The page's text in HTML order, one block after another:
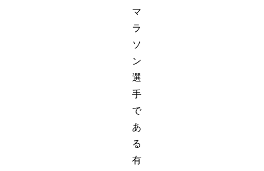
マ
ラ
ソ
ン
選
手
で
あ
る
有